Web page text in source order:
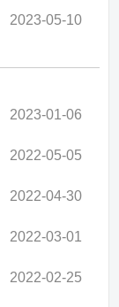
2023-05-10
2023-01-06
2022-05-05
2022-04-30
2022-03-01
2022-02-25